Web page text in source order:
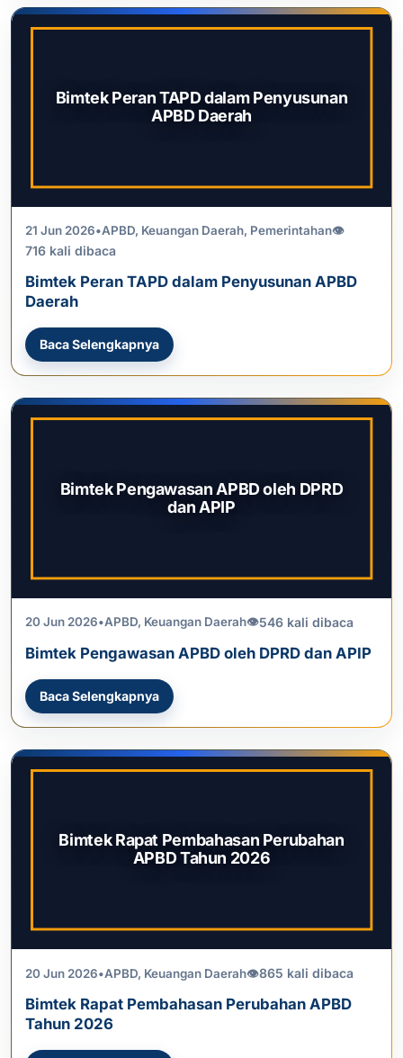
Bimtek Peran TAPD dalam Penyusunan
APBD Daerah
21 Jun 2026•APBD, Keuangan Daerah, Pemerintahan👁
716 kali dibaca
Bimtek Peran TAPD dalam Penyusunan APBD
Daerah
Baca Selengkapnya
Bimtek Pengawasan APBD oleh DPRD
dan APIP
20 Jun 2026•APBD, Keuangan Daerah👁546 kali dibaca
Bimtek Pengawasan APBD oleh DPRD dan APIP
Baca Selengkapnya
Bimtek Rapat Pembahasan Perubahan
APBD Tahun 2026
20 Jun 2026•APBD, Keuangan Daerah👁865 kali dibaca
Bimtek Rapat Pembahasan Perubahan APBD
Tahun 2026